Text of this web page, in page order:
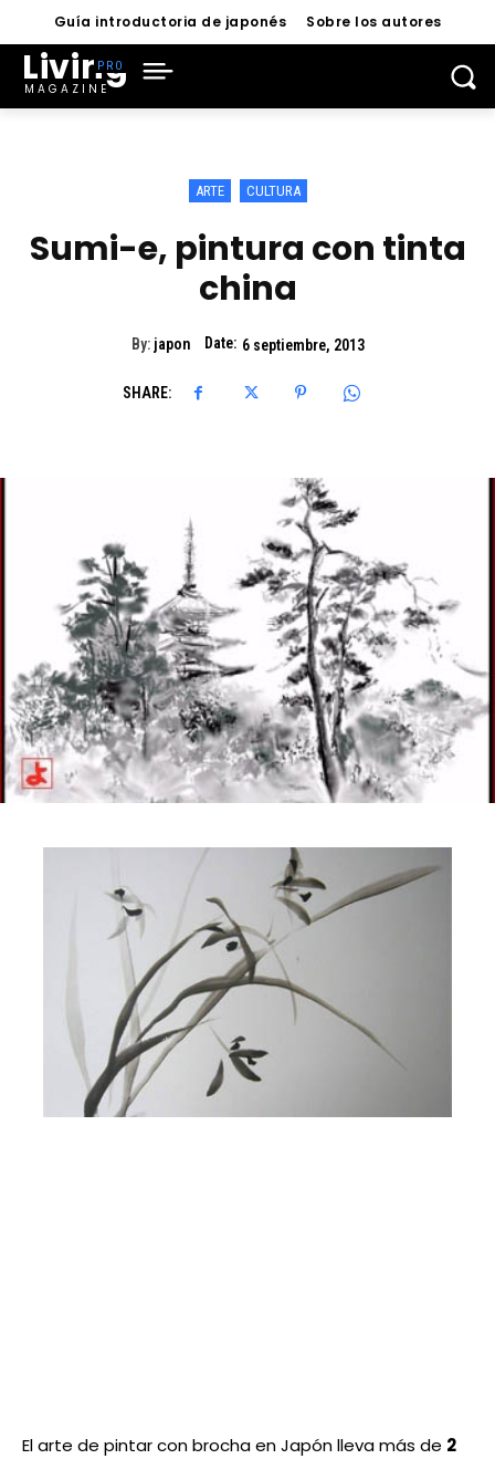
Guía introductoria de japonés Sobre los autores
Living
MAGAZINE
ARTE CULTURA
Sumi-e, pintura con tinta
china
By: japon Date: 6 septiembre, 2013
SHARE:
El arte de pintar con brocha en Japón lleva más de 2